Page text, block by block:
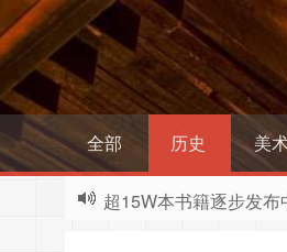
全部 历史 美
超15W本书籍逐步发布